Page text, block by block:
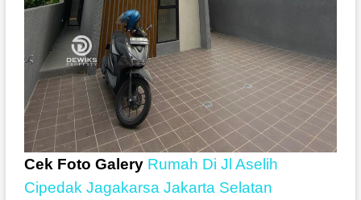
Cek Foto Galery Rumah Di Jl Aselih
Cipedak Jagakarsa Jakarta Selatan